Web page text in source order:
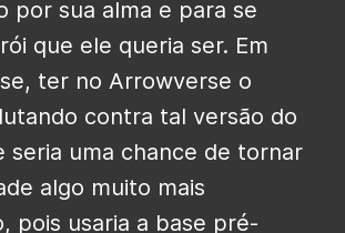
por sua alma e para se
que ele queria ser. Em
ter no Arrowverse o
contra tal versão do
seria uma chance de tornar
algo muito mais
pois usaria a base pré-